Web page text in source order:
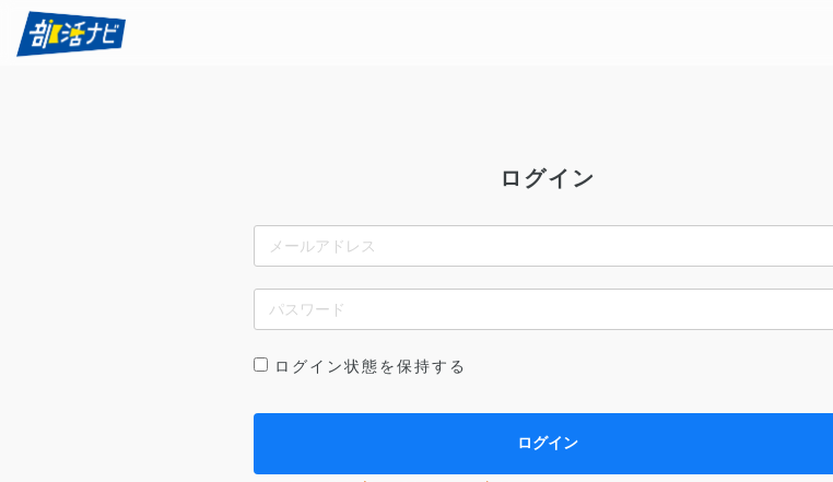
ログイン
ログイン状態を保持する